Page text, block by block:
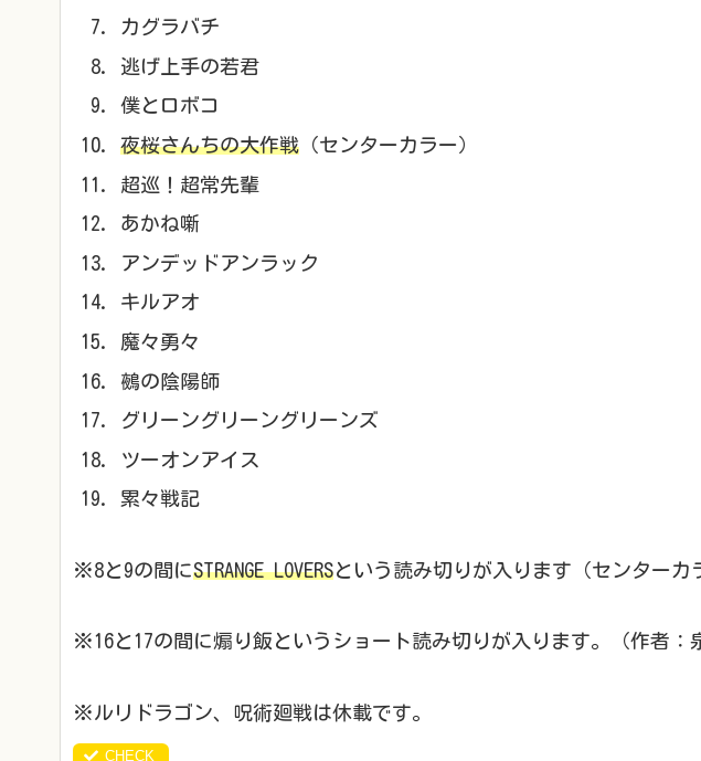
カグラバチ
逃げ上手の若君
僕とロボコ
夜桜さんちの大作戦 （センターカラー）
超巡！超常先輩
あかね噺
アンデッドアンラック
キルアオ
魔々勇々
鵺の陰陽師
グリーングリーングリーンズ
ツーオンアイス
累々戦記
※8と9の間にSTRANGE LOVERSという読み切りが入ります（センターカ
※16と17の間に煽り飯というショート読み切りが入ります。（作者：
※ルリドラゴン、呪術廻戦は休載です。